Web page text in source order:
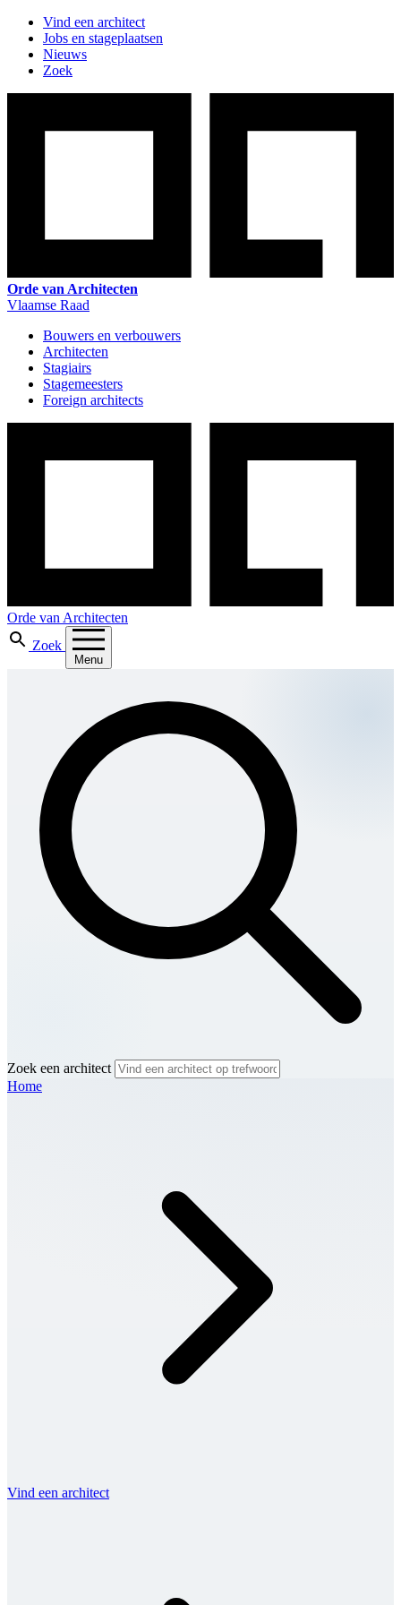
Vind een architect
Jobs en stageplaatsen
Nieuws
Zoek
Orde van Architecten
Vlaamse Raad
Bouwers en verbouwers
Architecten
Stagiairs
Stagemeesters
Foreign architects
Orde van Architecten
Zoek
Menu
Zoek een architect
Home
Vind een architect